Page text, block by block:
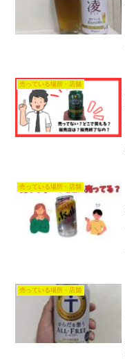
売っている場所・店舗
売っている場所・店舗
売っている場所・店舗